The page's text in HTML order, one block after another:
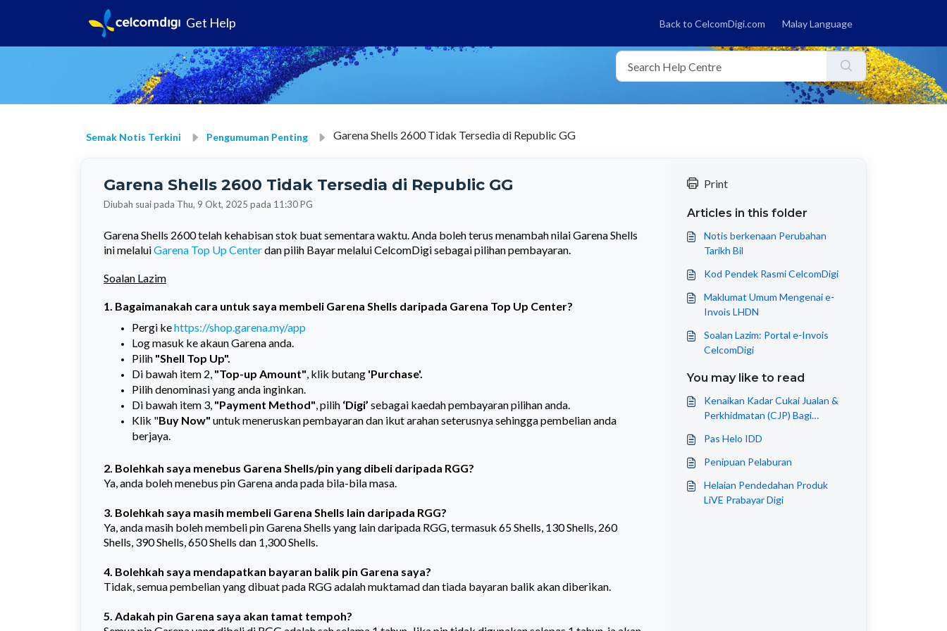
Get Help Back to CelcomDigi.com Malay Language
Semak Notis Terkini Pengumuman Penting Garena Shells 2600 Tidak Tersedia di Republic GG
Garena Shells 2600 Tidak Tersedia di Republic GG
Diubah suai pada Thu, 9 Okt, 2025 pada 11:30 PG
Garena Shells 2600 telah kehabisan stok buat sementara waktu. Anda boleh terus menambah nilai Garena Shells
ini melaluiGarena Top Up Centerdan pilih Bayar melalui CelcomDigi sebagai pilihan pembayaran.
Soalan Lazim
1. Bagaimanakah cara untuk saya membeli Garena Shells daripada Garena Top Up Center?
Pergi kehttps://shop.garena.my/app
Log masuk ke akaun Garena anda.
Pilih "Shell Top Up".
Di bawah item 2, "Top-up Amount", klik butang 'Purchase'.
Pilih denominasi yang anda inginkan.
Di bawah item 3, "Payment Method", pilih ‘Digi’ sebagai kaedah pembayaran pilihan anda.
Klik "Buy Now" untuk meneruskan pembayaran dan ikut arahan seterusnya sehingga pembelian anda
berjaya.
2. Bolehkah saya menebus Garena Shells/pin yang dibeli daripada RGG?
Ya, anda boleh menebus pin Garena anda pada bila-bila masa.
3. Bolehkah saya masih membeli Garena Shells lain daripada RGG?
Ya, anda masih boleh membeli pin Garena Shells yang lain daripada RGG, termasuk 65 Shells, 130 Shells, 260
Shells, 390 Shells, 650 Shells dan 1,300 Shells.
4. Bolehkah saya mendapatkan bayaran balik pin Garena saya?
Tidak, semua pembelian yang dibuat pada RGG adalah muktamad dan tiada bayaran balik akan diberikan.
5. Adakah pin Garena saya akan tamat tempoh?
Print
Articles in this folder
Notis berkenaan Perubahan
Tarikh Bil
Kod Pendek Rasmi CelcomDigi
Maklumat Umum Mengenai e-
Invois LHDN
Soalan Lazim: Portal e-Invois
CelcomDigi
You may like to read
Kenaikan Kadar Cukai Jualan &
Perkhidmatan (CJP) Bagi
Digital
Pas Helo IDD
Penipuan Pelaburan
Helaian Pendedahan Produk
LiVE Prabayar Digi